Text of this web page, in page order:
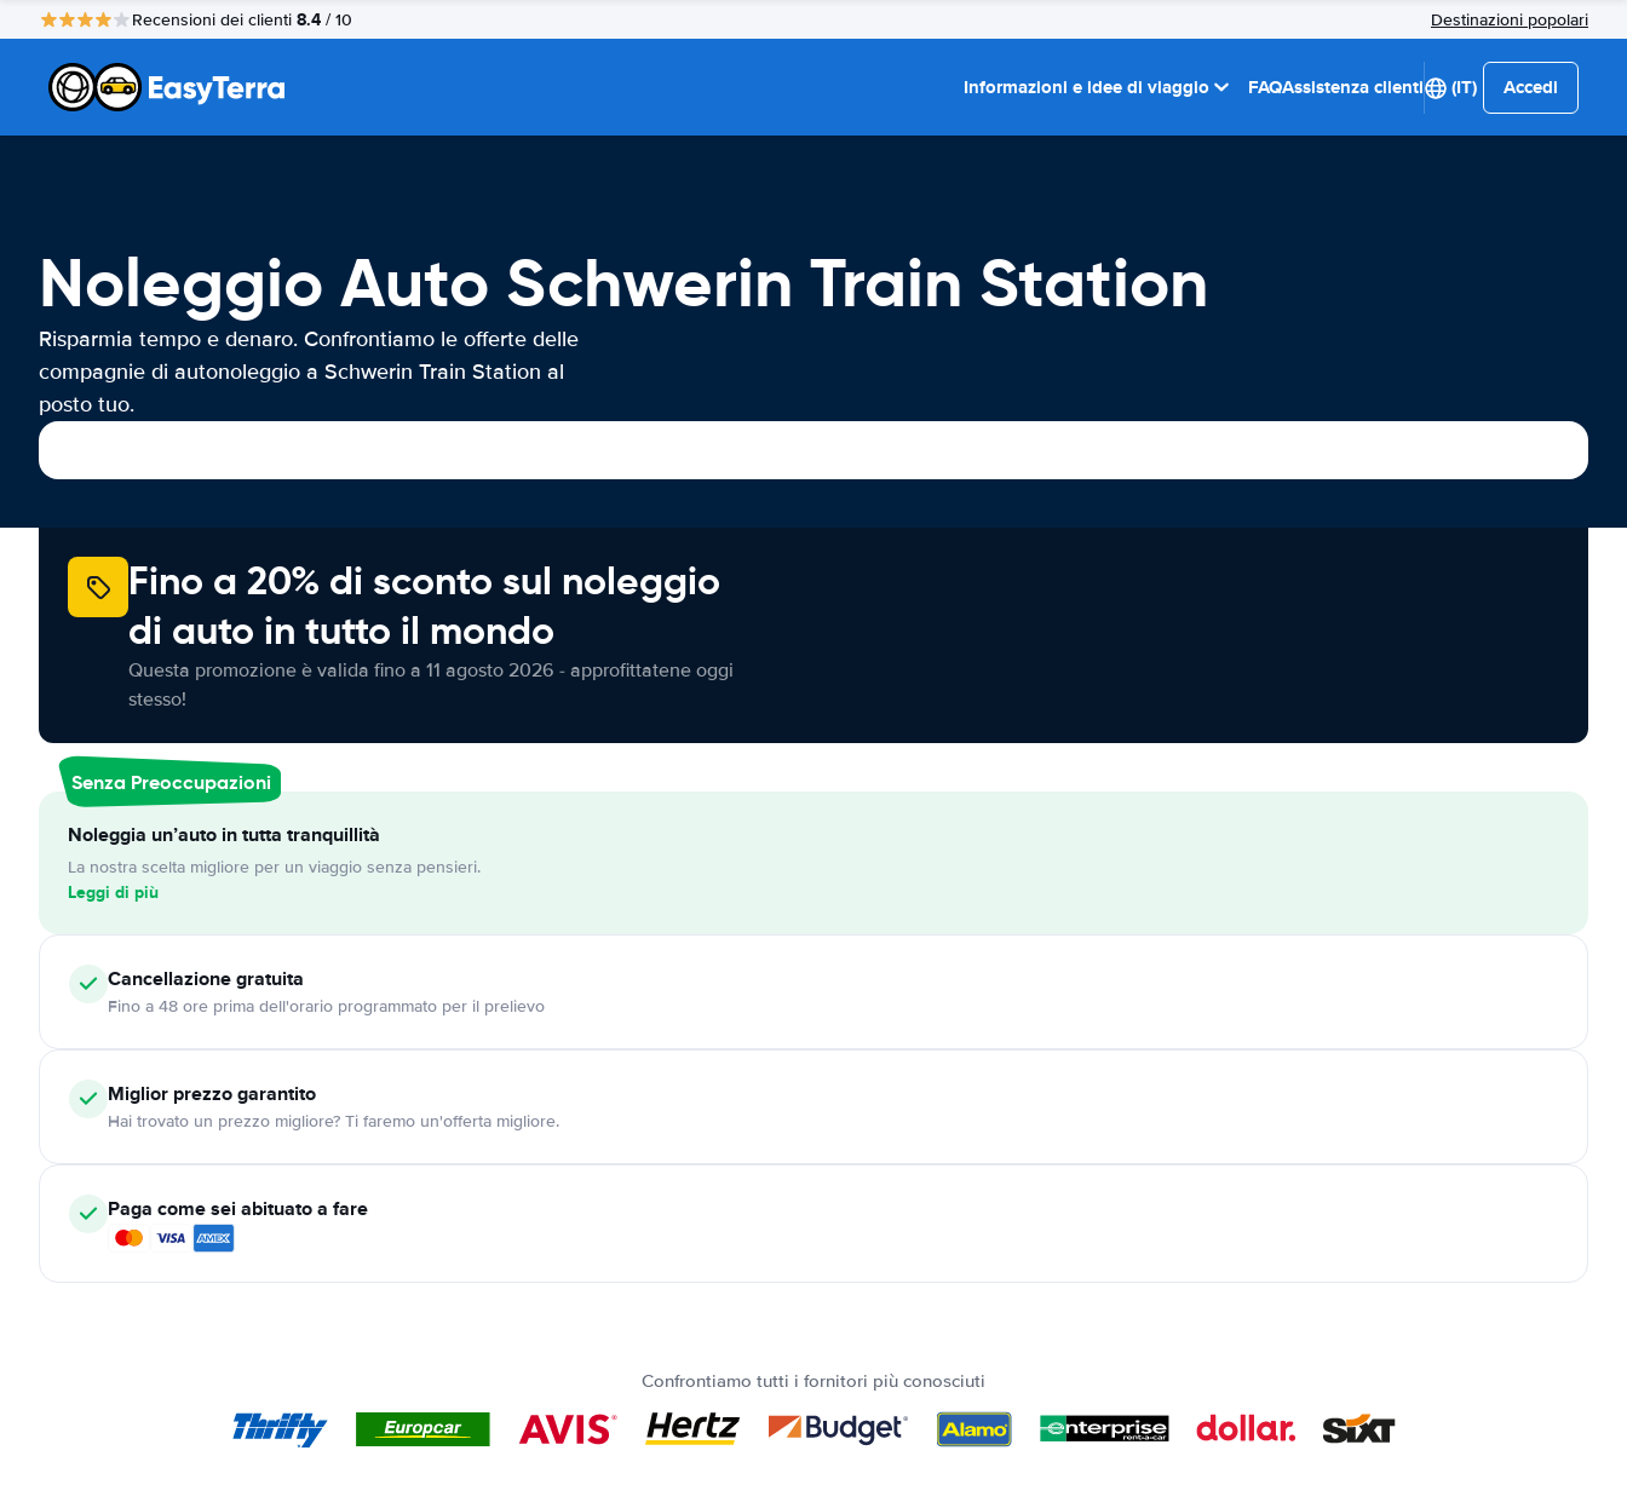
Recensioni dei clienti 8.4 / 10 Destinazioni popolari
Informazioni e idee di viaggio FAQAssistenza clienti (IT) Accedi
Noleggio Auto Schwerin Train Station
Risparmia tempo e denaro. Confrontiamo le offerte delle
compagnie di autonoleggio a Schwerin Train Station al
posto tuo.
Fino a 20% di sconto sul noleggio
di auto in tutto il mondo
Questa promozione è valida fino a 11 agosto 2026 - approfittatene oggi
stesso!
Senza Preoccupazioni
Noleggia un’auto in tutta tranquillità
La nostra scelta migliore per un viaggio senza pensieri.
Leggi di più
Cancellazionegratuita
Fino a 48 ore prima dell'orario programmato per il prelievo
Miglior prezzo garantito
Hai trovato un prezzo migliore? Ti faremo un'offerta migliore.
Paga come sei abituato a fare
Confrontiamo tutti i fornitori più conosciuti